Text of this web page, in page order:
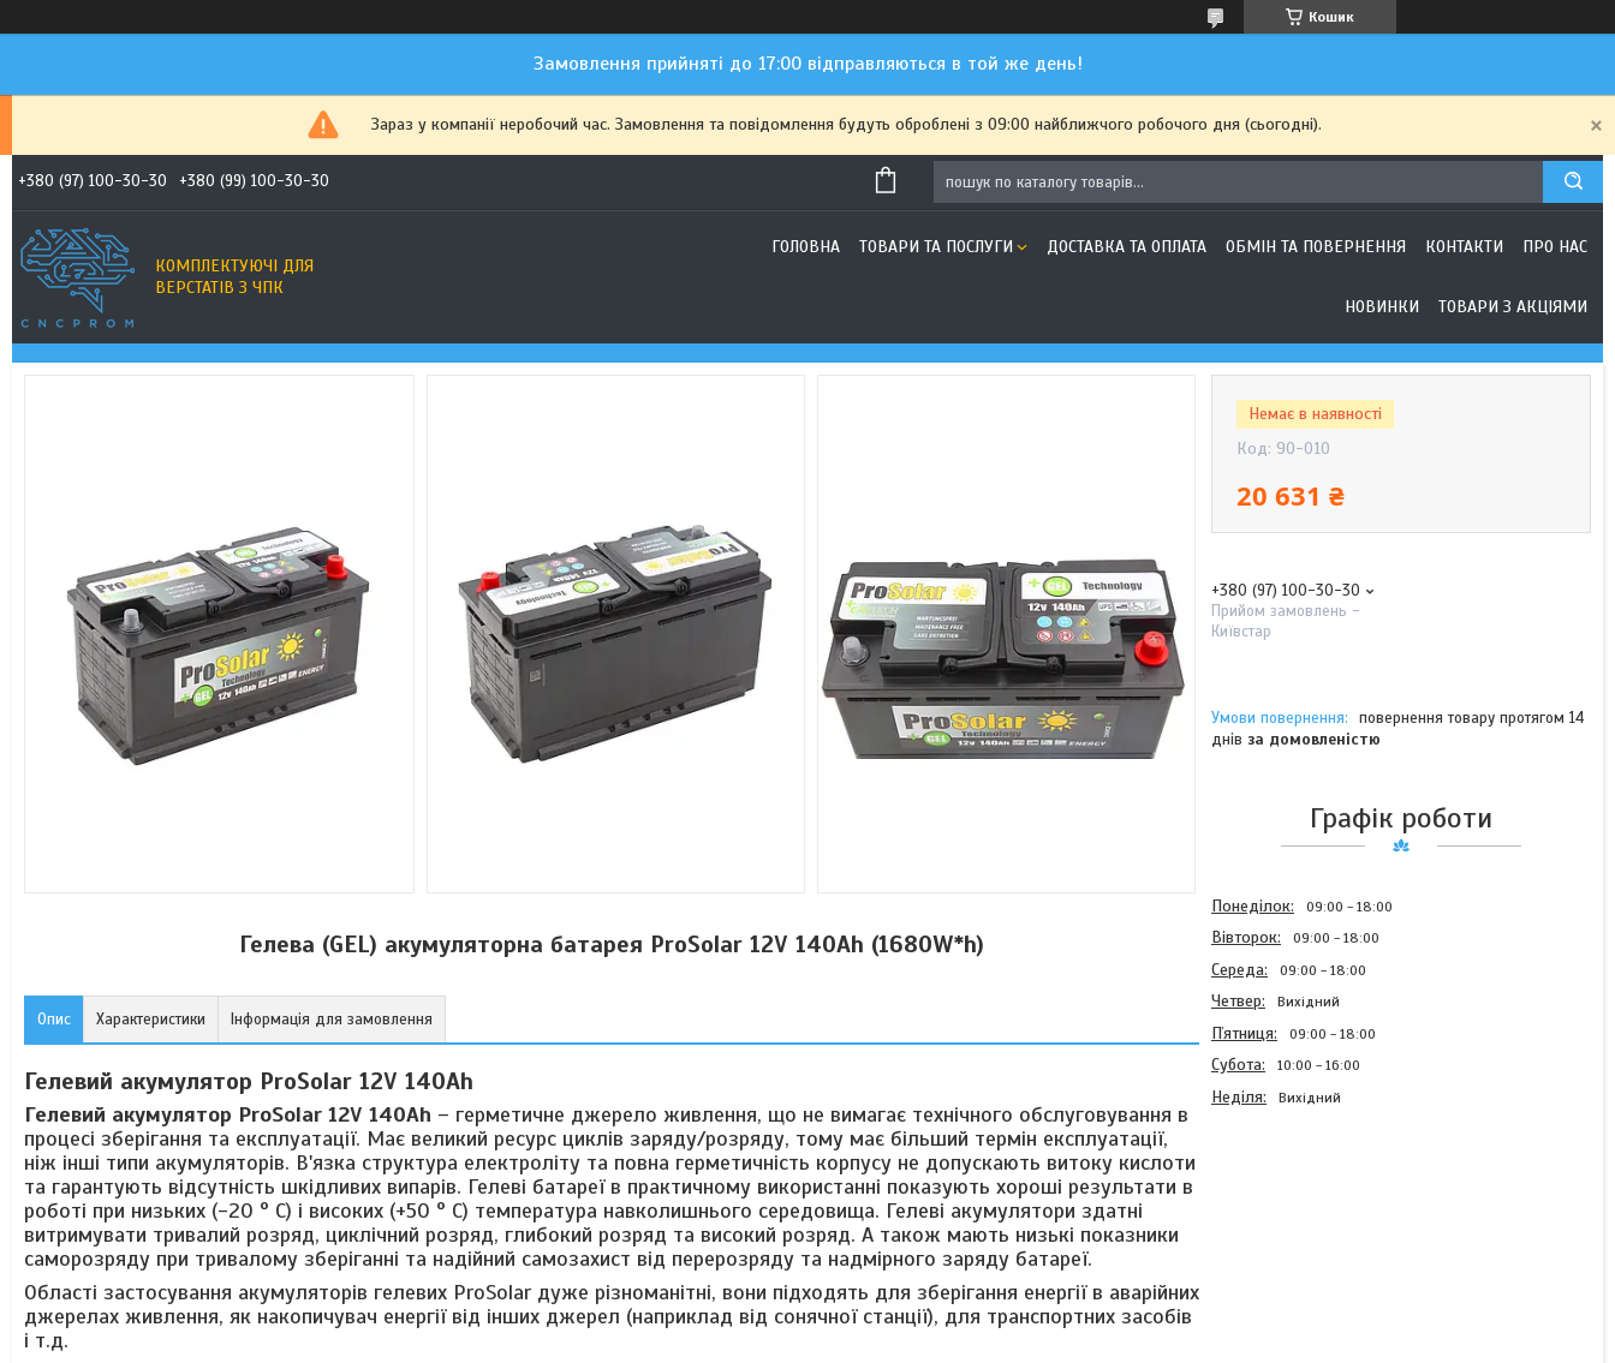
Кошик
Замовлення прийняті до 17:00 відправляються в той же день!
Зараз у компанії неробочий час. Замовлення та повідомлення будуть оброблені з 09:00 найближчого робочого дня (сьогодні).
+380 (97) 100-30-30 +380 (99) 100-30-30
КОМПЛЕКТУЮЧІ ДЛЯ
ВЕРСТАТІВ З ЧПК
ГОЛОВНА ТОВАРИ ТА ПОСЛУГИ ДОСТАВКА ТА ОПЛАТА ОБМІН ТА ПОВЕРНЕННЯ КОНТАКТИ ПРО НАС
НОВИНКИ ТОВАРИ З АКЦІЯМИ
Гелева (GEL) акумуляторна батарея ProSolar 12V 140Ah (1680W*h)
Опис Характеристики Інформація для замовлення
Гелевий акумулятор ProSolar 12V 140Ah
Гелевий акумулятор ProSolar 12V 140Ah – герметичне джерело живлення, що не вимагає технічного обслуговування в
процесі зберігання та експлуатації. Має великий ресурс циклів заряду/розряду, тому має більший термін експлуатації,
ніж інші типи акумуляторів. В'язка структура електроліту та повна герметичність корпусу не допускають витоку кислоти
та гарантують відсутність шкідливих випарів. Гелеві батареї в практичному використанні показують хороші результати в
роботі при низьких (-20 ° С) і високих (+50 ° С) температура навколишнього середовища. Гелеві акумулятори здатні
витримувати тривалий розряд, циклічний розряд, глибокий розряд та високий розряд. А також мають низькі показники
саморозряду при тривалому зберіганні та надійний самозахист від перерозряду та надмірного заряду батареї.
Області застосування акумуляторів гелевих ProSolar дуже різноманітні, вони підходять для зберігання енергії в аварійних
джерелах живлення, як накопичувач енергії від інших джерел (наприклад від сонячної станції), для транспортних засобів
і т.д.
Немає в наявності
Код: 90-010
20 631 ₴
+380 (97) 100-30-30
Прийом замовлень -
Київстар
повернення товару протягом 14
днів за домовленістю
Графік роботи
Понеділок 09:00 18:00
Вівторок 09:00 18:00
Середа 09:00 18:00
Четвер Вихідний
Пʼятниця 09:00 18:00
Субота 10:00 16:00
Неділя Вихідний